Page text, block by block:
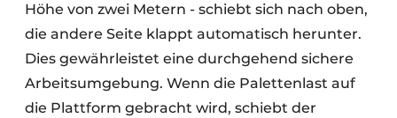
Höhe von zwei Metern - schiebt sich nach oben,
die andere Seite klappt automatisch herunter.
Dies gewährleistet eine durchgehend sichere
Arbeitsumgebung. Wenn die Palettenlast auf
die Plattform gebracht wird, schiebt der